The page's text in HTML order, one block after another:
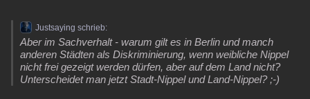
Justsaying schrieb:
Aber im Sachverhalt - warum gilt es in Berlin und manch
anderen Städten als Diskriminierung, wenn weibliche Nippel
nicht frei gezeigt werden dürfen, aber auf dem Land nicht?
Unterscheidet man jetzt Stadt-Nippel und Land-Nippel? ;-)